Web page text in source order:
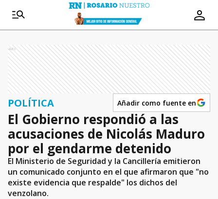
Ads
POLÍTICA Añadir como fuente en
El Gobierno respondió a las
acusaciones de Nicolás Maduro
por el gendarme detenido
El Ministerio de Seguridad y la Cancillería emitieron
un comunicado conjunto en el que afirmaron que "no
existe evidencia que respalde" los dichos del
venzolano.